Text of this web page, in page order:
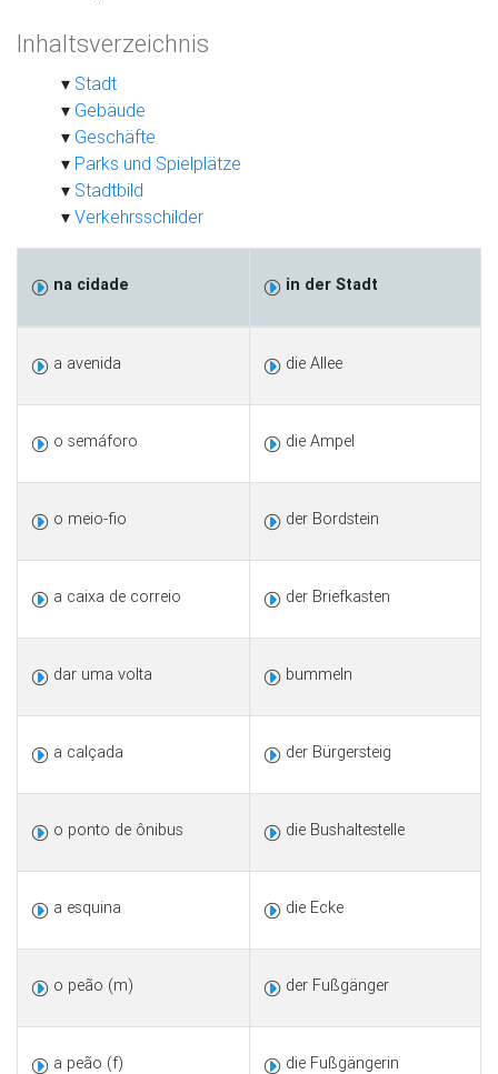
Inhaltsverzeichnis
Stadt
Gebäude
Geschäfte
Parks und Spielplätze
Stadtbild
Verkehrsschilder
na cidade in der Stadt
a avenida die Allee
o semáforo die Ampel
o meio-fio der Bordstein
a caixa de correio der Briefkasten
dar uma volta bummeln
a calçada der Bürgersteig
o ponto de ônibus die Bushaltestelle
a esquina die Ecke
o peão (m) der Fußgänger
a peão (f) die Fußgängerin